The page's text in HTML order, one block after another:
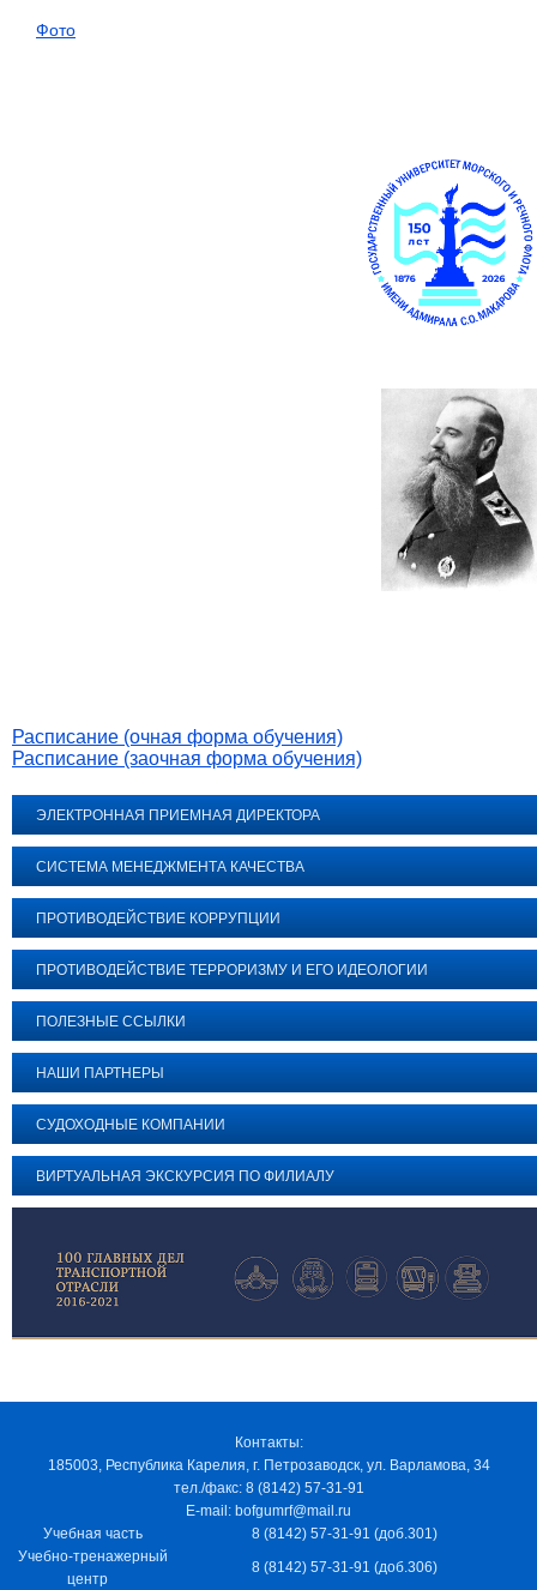
Фото
Расписание (очная форма обучения)
Расписание (заочная форма обучения)
ЭЛЕКТРОННАЯ ПРИЕМНАЯ ДИРЕКТОРА
СИСТЕМА МЕНЕДЖМЕНТА КАЧЕСТВА
ПРОТИВОДЕЙСТВИЕ КОРРУПЦИИ
ПРОТИВОДЕЙСТВИЕ ТЕРРОРИЗМУ И ЕГО ИДЕОЛОГИИ
ПОЛЕЗНЫЕ ССЫЛКИ
НАШИ ПАРТНЕРЫ
СУДОХОДНЫЕ КОМПАНИИ
ВИРТУАЛЬНАЯ ЭКСКУРСИЯ ПО ФИЛИАЛУ
Контакты:
185003, Республика Карелия, г. Петрозаводск, ул. Варламова, 34
тел./факс: 8 (8142) 57-31-91
E-mail: bofgumrf@mail.ru
Учебная часть
8 (8142) 57-31-91 (доб.301)
Учебно-тренажерный
центр
8 (8142) 57-31-91 (доб.306)